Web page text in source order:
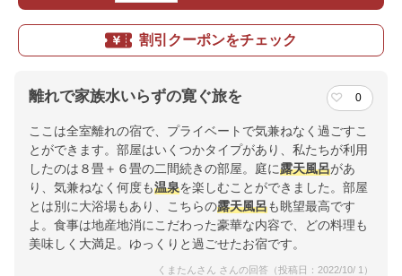
割引クーポンをチェック
離れで家族水いらずの寛ぐ旅を 0
ここは全室離れの宿で、プライベートで気兼ねなく過ごすこ
とができます。部屋はいくつかタイプがあり、私たちが利用
したのは８畳＋６畳の二間続きの部屋。庭に露天風呂があ
り、気兼ねなく何度も温泉を楽しむことができました。部屋
とは別に大浴場もあり、こちらの露天風呂も眺望最高です
よ。食事は地産地消にこだわった豪華な内容で、どの料理も
美味しく大満足。ゆっくりと過ごせたお宿です。
くまたんさん さんの回答（投稿日：2022/10/ 1）